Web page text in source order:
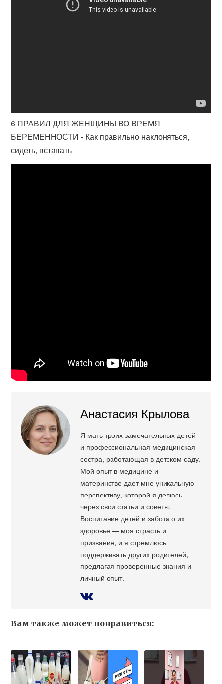
6 ПРАВИЛ ДЛЯ ЖЕНЩИНЫ ВО ВРЕМЯ
БЕРЕМЕННОСТИ - Как правильно наклоняться,
сидеть, вставать
Анастасия Крылова
Я мать троих замечательных детей
и профессиональная медицинская
сестра, работающая в детском саду.
Мой опыт в медицине и
материнстве дает мне уникальную
перспективу, которой я делюсь
через свои статьи и советы.
Воспитание детей и забота о их
здоровье — моя страсть и
призвание, и я стремлюсь
поддерживать других родителей,
предлагая проверенные знания и
личный опыт.
Вам также может понравиться: